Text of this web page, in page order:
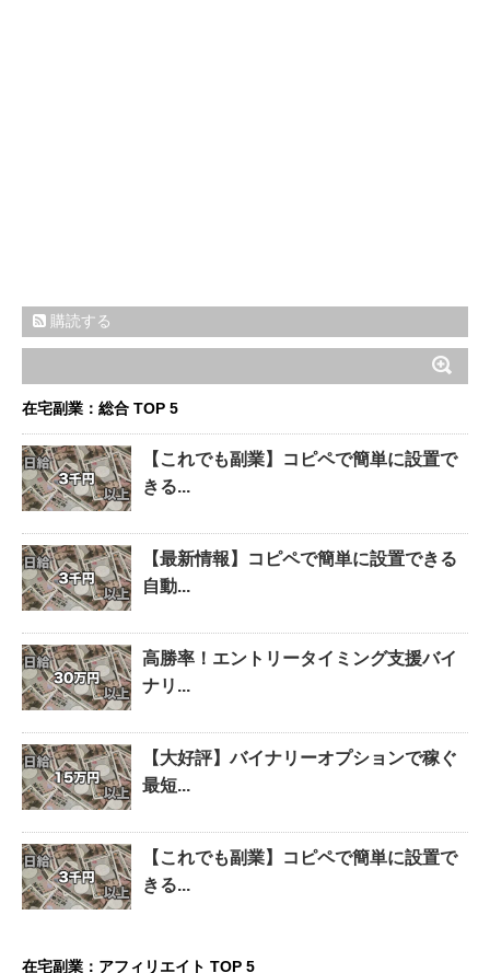
購読する
在宅副業：総合 TOP 5
【これでも副業】コピペで簡単に設置で
きる...
【最新情報】コピペで簡単に設置できる
自動...
高勝率！エントリータイミング支援バイ
ナリ...
【大好評】バイナリーオプションで稼ぐ
最短...
【これでも副業】コピペで簡単に設置で
きる...
在宅副業：アフィリエイト TOP 5